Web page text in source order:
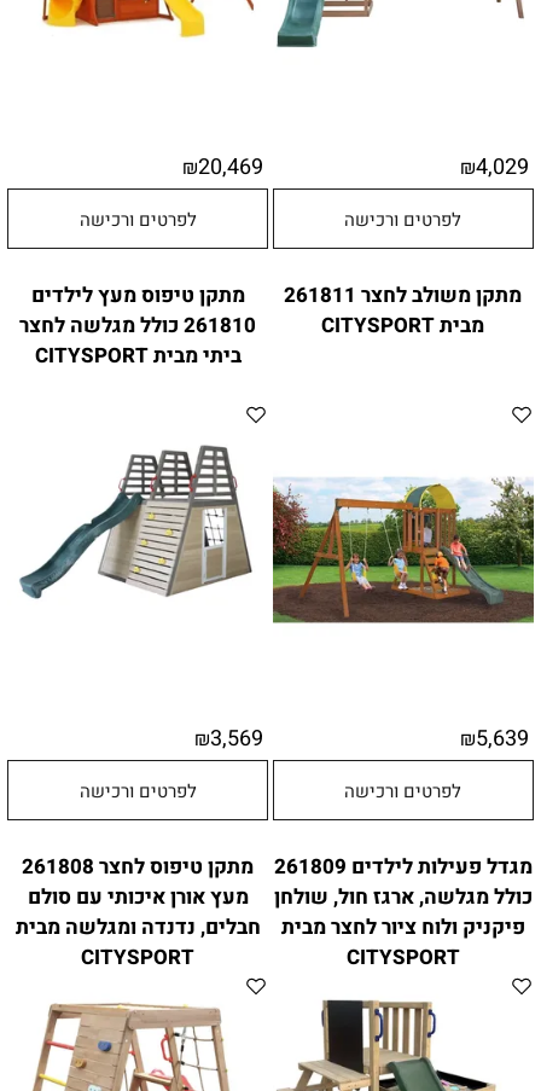
₪4,029
לפרטים ורכישה
₪20,469
לפרטים ורכישה
מתקן משולב לחצר 261811
מבית CITYSPORT
₪5,639
לפרטים ורכישה
מתקן טיפוס מעץ לילדים
261810 כולל מגלשה לחצר
ביתי מבית CITYSPORT
₪3,569
לפרטים ורכישה
מגדל פעילות לילדים 261809
כולל מגלשה, ארגז חול, שולחן
פיקניק ולוח ציור לחצר מבית
CITYSPORT
מתקן טיפוס לחצר 261808
מעץ אורן איכותי עם סולם
חבלים, נדנדה ומגלשה מבית
CITYSPORT